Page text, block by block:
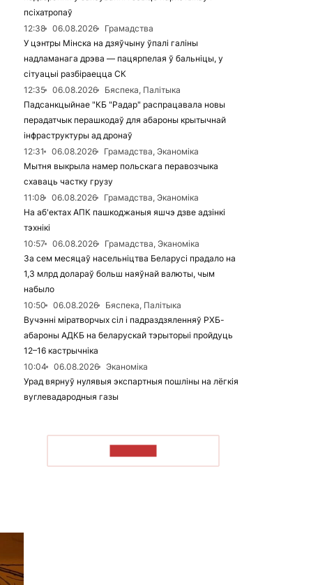
псіхатропаў
12:38
06.08.2026
Грамадства
У цэнтры Мінска на дзяўчыну ўпалі галіны
надламанага дрэва — пацярпелая ў бальніцы, у
сітуацыі разбіраецца СК
12:35
06.08.2026
Бяспека, Палітыка
Падсанкцыйнае "КБ "Радар" распрацавала новы
перадатчык перашкодаў для абароны крытычнай
інфраструктуры ад дронаў
12:31
06.08.2026
Грамадства, Эканоміка
Мытня выкрыла намер польскага перавозчыка
схаваць частку грузу
11:08
06.08.2026
Грамадства, Эканоміка
На аб'ектах АПК пашкоджаныя яшчэ дзве адзінкі
тэхнікі
10:57
06.08.2026
Грамадства, Эканоміка
За сем месяцаў насельніцтва Беларусі прадало на
1,3 млрд долараў больш наяўнай валюты, чым
набыло
10:50
06.08.2026
Бяспека, Палітыка
Вучэнні міратворчых сіл і падраздзяленняў РХБ-
абароны АДКБ на беларускай тэрыторыі пройдуць
12–16 кастрычніка
10:04
06.08.2026
Эканоміка
Урад вярнуў нулявыя экспартныя пошліны на лёгкія
вуглевадародныя газы